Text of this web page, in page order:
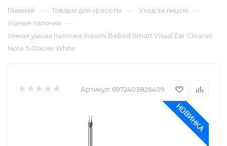
Главная — Товары для красоты — Уход за лицом —
Ушные палочки —
Умная ушная палочка Xiaomi Bebird Smart Visual Ear Cleaner
Note 5 Glacier White
Артикул: 6972403826409